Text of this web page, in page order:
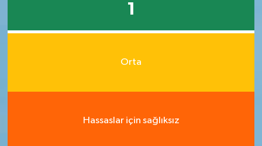
1
Orta
Hassaslar için sağlıksız